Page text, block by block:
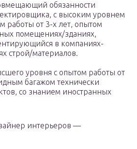
обязанности
с высоким уровнем
работы от 3-х лет, опытом
помещениях/зданиях,
в компаниях-
строй/материалов.
уровня с опытом работы от
багажом технически
со знанием иностранных
интерьеров —